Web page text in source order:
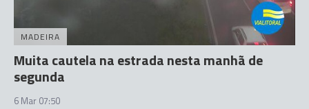
MADEIRA
Muita cautela na estrada nesta manhã de
segunda
6 Mar 07:50